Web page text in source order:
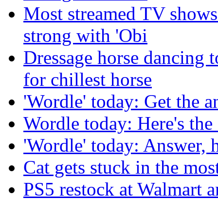
Most streamed TV
strong with 'Obi
Dressage horse dancing
for chillest horse
'Wordle' today: Get the
Wordle today: Here's
'Wordle' today: Answer,
Cat gets stuck in the
PS5 restock at Walmart